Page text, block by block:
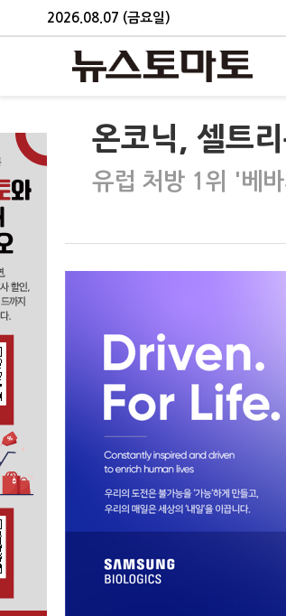
2026.08.07 (금요일)
온코닉, 셀트
유럽 처방 1위 '베